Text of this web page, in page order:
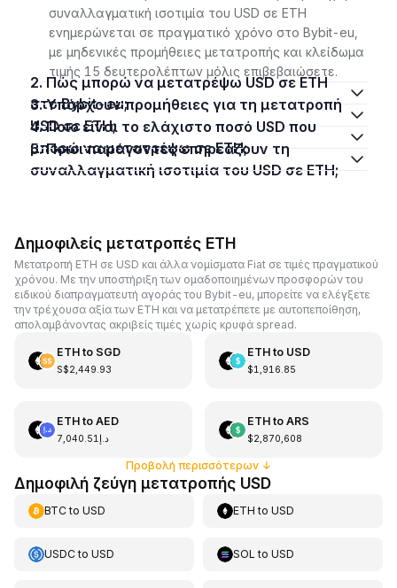
συναλλαγματική ισοτιμία του USD σε ETH
ενημερώνεται σε πραγματικό χρόνο στο Bybit-eu,
με μηδενικές προμήθειες μετατροπής και κλείδωμα
τιμής 15 δευτερολέπτων μόλις επιβεβαιώσετε.
2. Πώς μπορώ να μετατρέψω USD σε ETH
στο Bybit-eu;
3. Υπάρχουν προμήθειες για τη μετατροπή
USD σε ETH;
4. Ποιο είναι το ελάχιστο ποσό USD που
μπορώ να μετατρέψω σε ETH;
5. Ποιοι παράγοντες επηρεάζουν τη
συναλλαγματική ισοτιμία του USD σε ETH;
Δημοφιλείς μετατροπές ETH
Μετατροπή ETH σε USD και άλλα νομίσματα Fiat σε τιμές πραγματικού
χρόνου. Με την υποστήριξη των ομαδοποιημένων προσφορών του
ειδικού διαπραγματευτή αγοράς του Bybit-eu, μπορείτε να ελέγξετε
την τρέχουσα αξία των ETH και να μετατρέπετε με αυτοπεποίθηση,
απολαμβάνοντας ακριβείς τιμές χωρίς κρυφά spread.
ETHto SGD
S$2,449.93
ETHto USD
$1,916.85
ETHto AED
د.إ7,040.51
ETHto ARS
$2,870,608
Προβολή περισσότερων↓
Δημοφιλή ζεύγη μετατροπής USD
BTCto USD ETH toUSD
USDCto USD SOL toUSD